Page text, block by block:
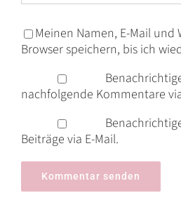
Meinen Namen, E-Mail und
Browser speichern, bis ich
nachfolgende Kommentare
Beiträge via E-Mail.